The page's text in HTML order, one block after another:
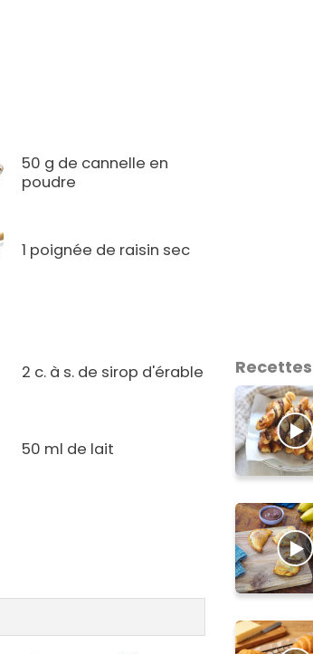
50 g de cannelle en
poudre
1 poignée de raisin sec
2 c. à s. de sirop d'érable
50 ml de lait